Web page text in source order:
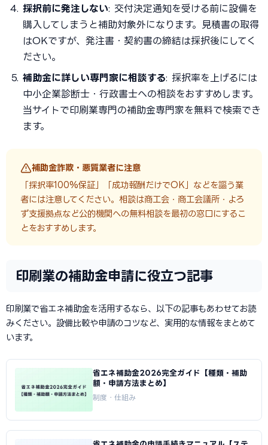
採択前に発注しない: 交付決定通知を受ける前に設備を
購入してしまうと補助対象外になります。見積書の取得
はOKですが、発注書・契約書の締結は採択後にしてく
ださい。
補助金に詳しい専門家に相談する: 採択率を上げるには
中小企業診断士・行政書士への相談をおすすめします。
当サイトで印刷業専門の補助金専門家を無料で検索でき
ます。
補助金詐欺・悪質業者に注意
「採択率100%保証」「成功報酬だけでOK」などを謳う業
者には注意してください。相談は商工会・商工会議所・よろ
ず支援拠点など公的機関への無料相談を最初の窓口にするこ
とをおすすめします。
印刷業の補助金申請に役立つ記事
印刷業で省エネ補助金を活用するなら、以下の記事もあわせてお読
みください。設備比較や申請のコツなど、実用的な情報をまとめて
います。
省エネ補助金2026完全ガイド【種類・補助
額・申請方法まとめ】
制度・仕組み